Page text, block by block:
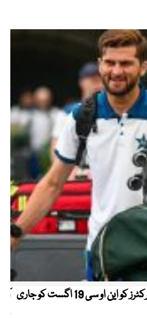
کیریبین پریمیئر لیگ ، قومی کرکٹرز کو این او سی 19 اگست کو جاری